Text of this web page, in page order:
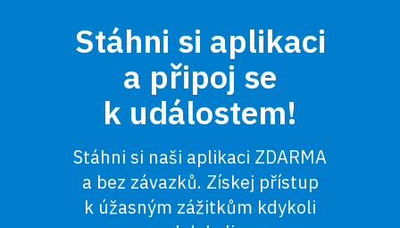
Stáhni si aplikaci
a připoj se
k událostem!
Stáhni si naši aplikaci ZDARMA
a bez závazků. Získej přístup
k úžasným zážitkům kdykoli